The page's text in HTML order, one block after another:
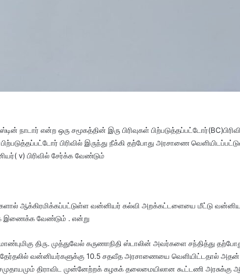
நாடார் என்ற ஒரு சமூகத்தின் இரு பிரிவுகள்
பிரிவில் இருந்து நீக்கி தற்போது அரசாணை
v) பிரிவில் சேர்க்க வேண்டும்
ஆக்கிரமிக்கப்பட்டுள்ள வன்னியர் கல்வி அறக்கட்டளையை மீட்டு
இணைக்க வேண்டும் . என்று
திரு. முத்துவேல் கருணாநிதி ஸ்டாலின் அவர்களை சந்தித்து
வன்னியர்களுக்கு 10.5 சதவீத அரசாணையை வெளியிட்டதால்
திராவிட முன்னேற்றக் கழகக் தலைமையிலான கூட்டணி அரசுக்கு